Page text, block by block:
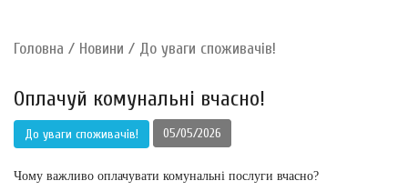
Головна / Новини / До уваги споживачів!
Оплачуй комунальні вчасно!
До уваги споживачів! 05/05/2026
Чому важливо оплачувати комунальні послуги вчасно?